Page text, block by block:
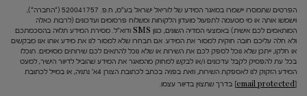
הפרטים שתמסרו יישמרו במאגר המידע של לוריאל ישראל בע"מ, ח.פ. 520041757 ("החברה"),
וישמשו אותה או מי מטעמה לתפעול מועדון הלקוחות ומשלוח פרסומים ועדכונים (לרבות כאלה
המותאמים לכם אישית) באמצעי המדיה השונים, כגון SMS ודוא"ל. מסירת המידע תלויה בהסכמתכם
ולא חלה עליכם חובה חוקית למסור את המידע. אם תבחרו שלא למסור לנו את מידע אותו אנו מבקשים
או חלקו, ייתכן שלא נוכל לספק לכם את השירות או שלא נוכל להתאים לכם שירותים מסוימים. תוכלו
בכל עת להפסיק לקבל עדכונים ו/או לבקש למחוק מהמאגר את המידע שהוביל לדיוור הישיר, למעט
המידע הזקוק לנו לאספקת השירות, וזאת בפניה בכתב לכתובת הצורן 4א' נתניה, או במייל לכתובת
[email protected]
בדרך שתצוין בדיוור עצמו.